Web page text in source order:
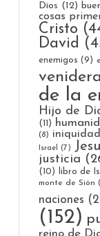
Dios (12)
cosas
Cristo
David
enemigos (9)
venidera
de la
Hijo de
(11)
(8) iniquidad
Israel (7)
justicia
(10)
libro de
monte de Sión
naciones
(152)
reino de